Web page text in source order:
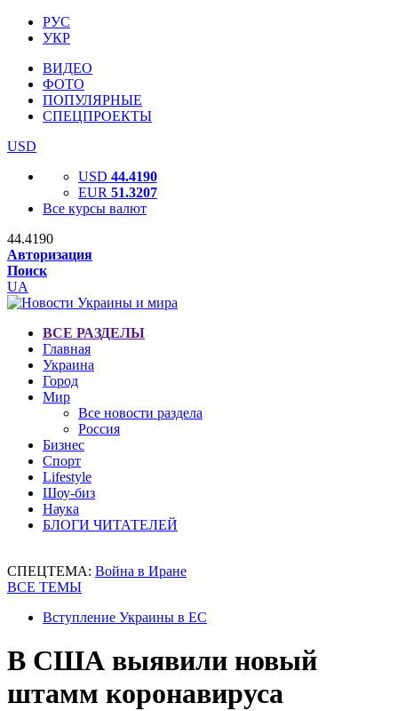
РУС
УКР
ВИДЕО
ФОТО
ПОПУЛЯРНЫЕ
СПЕЦПРОЕКТЫ
USD
USD 44.4190
EUR 51.3207
Все курсы валют
44.4190
Авторизация
Поиск
UA
ВСЕ РАЗДЕЛЫ
Главная
Украина
Город
Мир
Все новости раздела
Россия
Бизнес
Спорт
Lifestyle
Шоу-биз
Наука
БЛОГИ ЧИТАТЕЛЕЙ
СПЕЦТЕМА: Война в Иране
ВСЕ ТЕМЫ
Вступление Украины в ЕС
В США выявили новый
штамм коронавируса